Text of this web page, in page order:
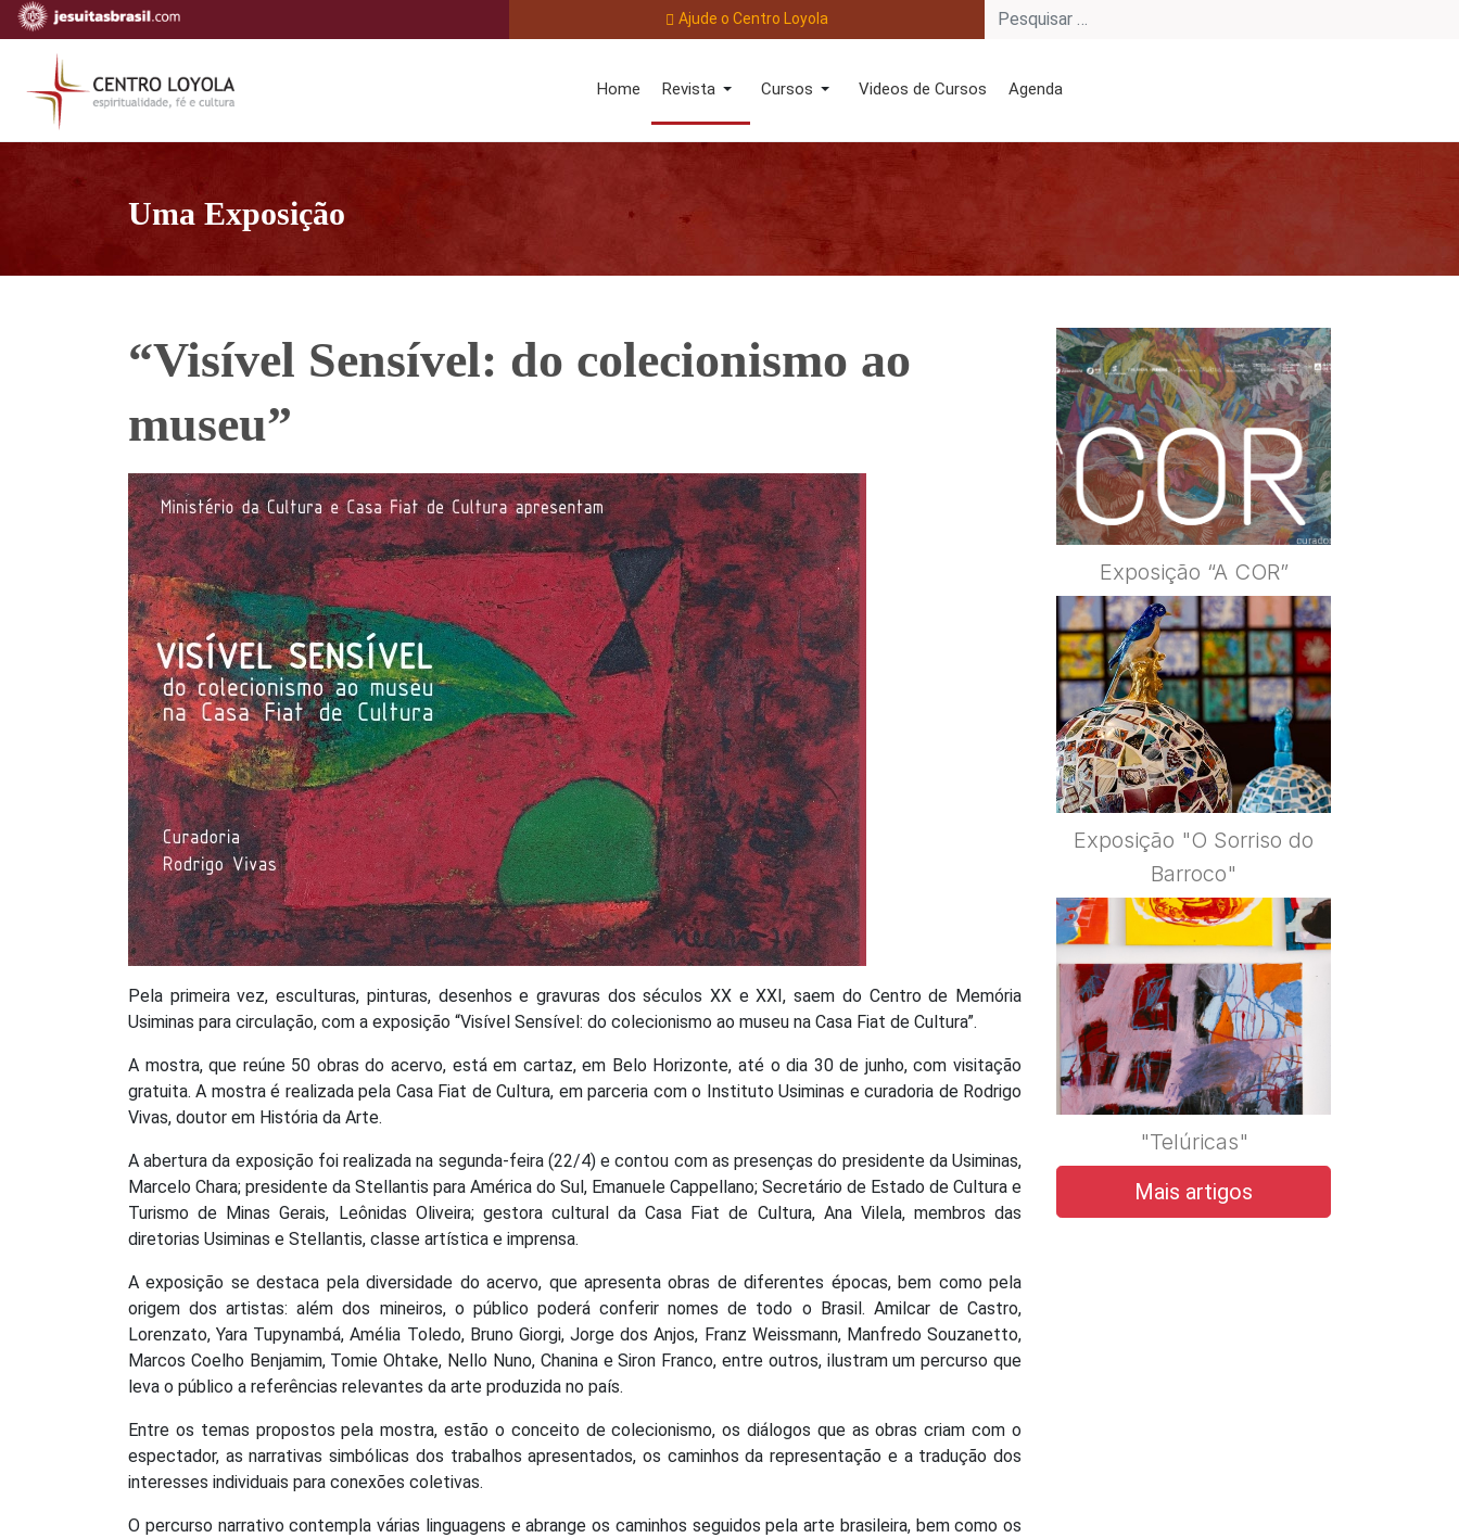
Ajude o Centro Loyola
Home Revista Cursos Videos de Cursos Agenda
Uma Exposição
“Visível Sensível: do colecionismo ao
museu”
Pela primeira vez, esculturas, pinturas, desenhos e gravuras dos séculos XX e XXI, saem do Centro de Memória
Usiminas para circulação, com a exposição “Visível Sensível: do colecionismo ao museu na Casa Fiat de Cultura”.
A mostra, que reúne 50 obras do acervo, está em cartaz, em Belo Horizonte, até o dia 30 de junho, com visitação
gratuita. A mostra é realizada pela Casa Fiat de Cultura, em parceria com o Instituto Usiminas e curadoria de Rodrigo
Vivas, doutor em História da Arte.
A abertura da exposição foi realizada na segunda-feira (22/4) e contou com as presenças do presidente da Usiminas,
Marcelo Chara; presidente da Stellantis para América do Sul, Emanuele Cappellano; Secretário de Estado de Cultura e
Turismo de Minas Gerais, Leônidas Oliveira; gestora cultural da Casa Fiat de Cultura, Ana Vilela, membros das
diretorias Usiminas e Stellantis, classe artística e imprensa.
A exposição se destaca pela diversidade do acervo, que apresenta obras de diferentes épocas, bem como pela
origem dos artistas: além dos mineiros, o público poderá conferir nomes de todo o Brasil. Amilcar de Castro,
Lorenzato, Yara Tupynambá, Amélia Toledo, Bruno Giorgi, Jorge dos Anjos, Franz Weissmann, Manfredo Souzanetto,
Marcos Coelho Benjamim, Tomie Ohtake, Nello Nuno, Chanina e Siron Franco, entre outros, ilustram um percurso que
leva o público a referências relevantes da arte produzida no país.
Entre os temas propostos pela mostra, estão o conceito de colecionismo, os diálogos que as obras criam com o
espectador, as narrativas simbólicas dos trabalhos apresentados, os caminhos da representação e a tradução dos
interesses individuais para conexões coletivas.
O percurso narrativo contempla várias linguagens e abrange os caminhos seguidos pela arte brasileira, bem como os
Exposição “A COR”
Exposição "O Sorriso do
Barroco"
"Telúricas"
Mais artigos